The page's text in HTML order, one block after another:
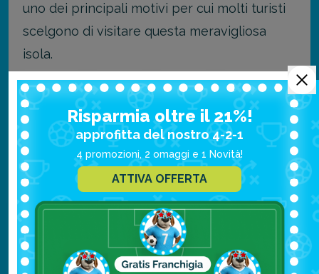
uno dei principali motivi per cui molti turisti
scelgono di visitare questa meravigliosa
isola.
Leggi anche "
Dove andare al mare in Tunisia? ".
Quando andare a Djerba:
scopri il periodo migliore
I mesi migliori per visitare Djerba sono da
aprile a giugno e da settembre a novembre,
quando le temperature sono più miti e il
Risparmia oltre il 21%!
approfitta del nostro 4-2-1
4 promozioni, 2 omaggi e 1 Novità!
ATTIVA OFFERTA